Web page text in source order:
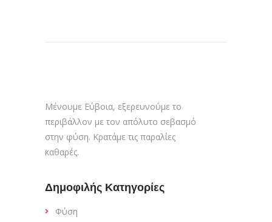
Μένουμε Εύβοια, εξερευνούμε το
περιβάλλον με τον απόλυτο σεβασμό
στην φύση. Κρατάμε τις παραλίες
καθαρές.
Δημοφιλής Κατηγορίες
Φύση